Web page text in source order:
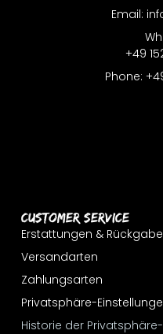
Customer Service
Erstattungen &
Versandarten
Zahlungsarten
Privatsphäre-
Historie der
Email:
+49
Phone: